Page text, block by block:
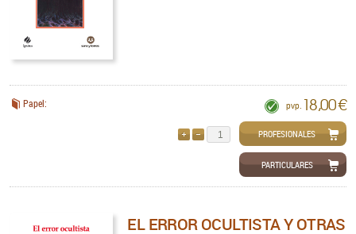
Papel: pvp. 18,00 €
QUITARPROFESIONALES
PARTICULARES
EL ERROR OCULTISTA Y OTRAS